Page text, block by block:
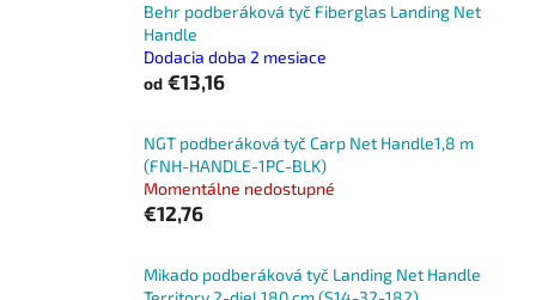
Behr podberáková tyč Fiberglas Landing Net
Handle
Dodacia doba 2 mesiace
od €13,16
NGT podberáková tyč Carp Net Handle1,8 m
(FNH-HANDLE-1PC-BLK)
Momentálne nedostupné
€12,76
Mikado podberáková tyč Landing Net Handle